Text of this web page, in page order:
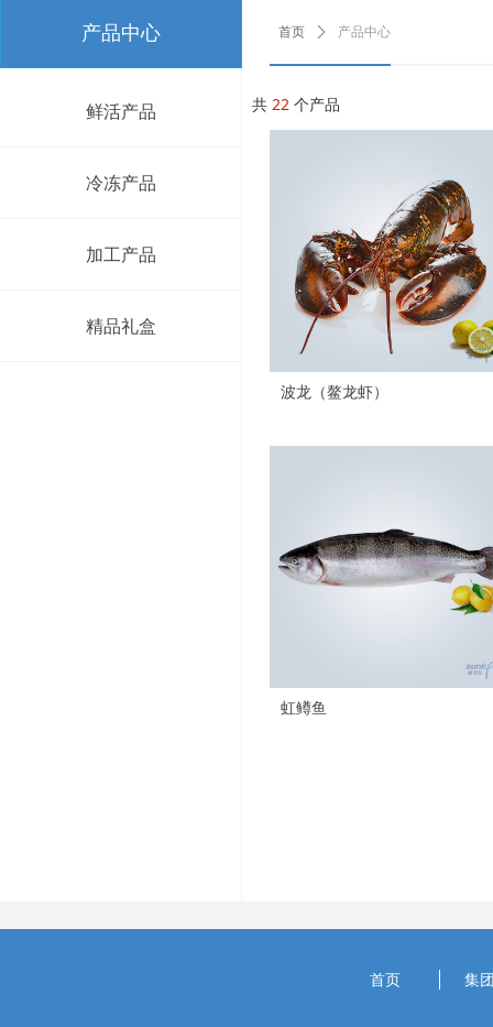
共 22 个产品
波龙（鳌龙虾）
虹鳟鱼
首页 ꄲ 产品中心
产品中心
鲜活产品
鲜活产品
冷冻产品
冷冻产品
加工产品
加工产品
精品礼盒
首页 集